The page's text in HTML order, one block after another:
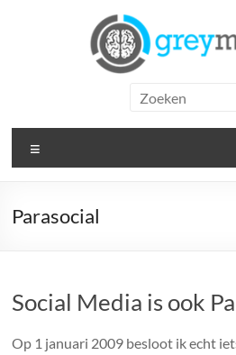
Matters
Insight.
Inspiration.
Parasocial
Social Media is ook
Op 1 januari 2009 besloot ik echt